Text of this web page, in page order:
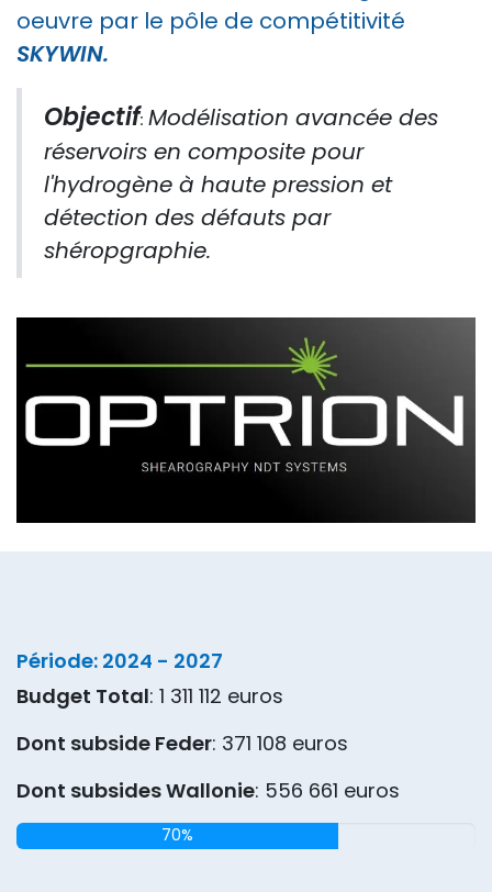
oeuvre par le pôle de compétitivité
SKYWIN.
Objectif: Modélisation avancée des
réservoirs en composite pour
l'hydrogène à haute pression et
détection des défauts par
shéropgraphie.
Période: 2024 - 2027
Budget Total: 1 311 112 euros
Dont subside Feder: 371 108 euros
Dont subsides Wallonie: 556 661 euros
70%